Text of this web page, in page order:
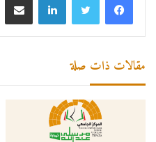
مقالات ذات صلة